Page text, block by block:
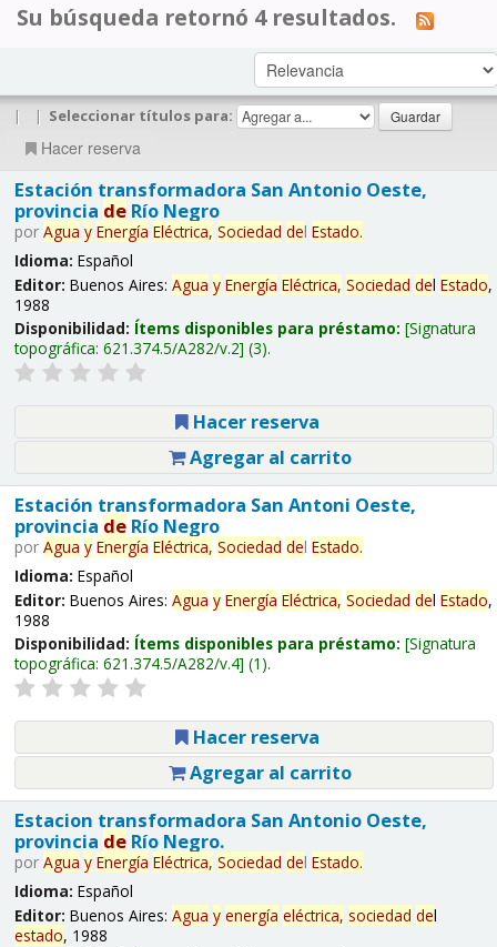
Su búsqueda retornó 4 resultados.
| | Seleccionar títulos para:
Hacer reserva
Estación transformadora San Antonio Oeste,
provincia deRío Negro
por Agua y Energía Eléctrica, Sociedad del Estado.
Idioma: Español
Editor: Buenos Aires: Agua y Energía Eléctrica, Sociedad del Estado,
1988
Disponibilidad: Ítems disponibles para préstamo: Signatura
topográfica: 621.374.5/A282/v.2 (3).
Hacer reserva
Agregar al carrito
Estación transformadora San Antoni Oeste,
provincia deRío Negro
por Agua y Energía Eléctrica, Sociedad del Estado.
Idioma: Español
Editor: Buenos Aires: Agua y Energía Eléctrica, Sociedad del Estado,
1988
Disponibilidad: Ítems disponibles para préstamo: Signatura
topográfica: 621.374.5/A282/v.4 (1).
Hacer reserva
Agregar al carrito
Estacion transformadora San Antonio Oeste,
provincia deRío Negro.
por Agua y Energía Eléctrica, Sociedad del Estado.
Idioma: Español
Editor: Buenos Aires: Agua y energía eléctrica, sociedad del
estado, 1988